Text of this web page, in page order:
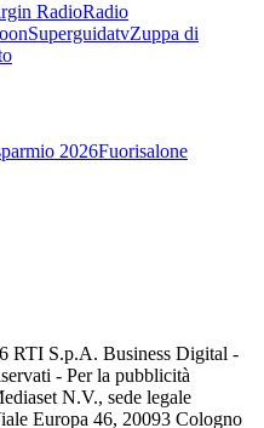
RadioRadio
SuperguidatvZuppa di
2026Fuorisalone
RTI S.p.A. Business Digital -
- Per la pubblicità
N.V., sede legale
Europa 46, 20093 Cologno